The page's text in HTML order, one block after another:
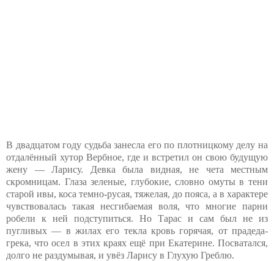
В двадцатом году судьба занесла его по плотницкому делу на
отдалённый хутор Вербное, где и встретил он свою будущую
жену — Ларису. Девка была видная, не чета местным
скромницам. Глаза зеленые, глубокие, словно омуты в тени
старой ивы, коса темно-русая, тяжелая, до пояса, а в характере
чувствовалась такая несгибаемая воля, что многие парни
робели к ней подступиться. Но Тарас и сам был не из
пугливых — в жилах его текла кровь горячая, от прадеда-
грека, что осел в этих краях ещё при Екатерине. Посватался,
долго не раздумывая, и увёз Ларису в Глухую Греблю.